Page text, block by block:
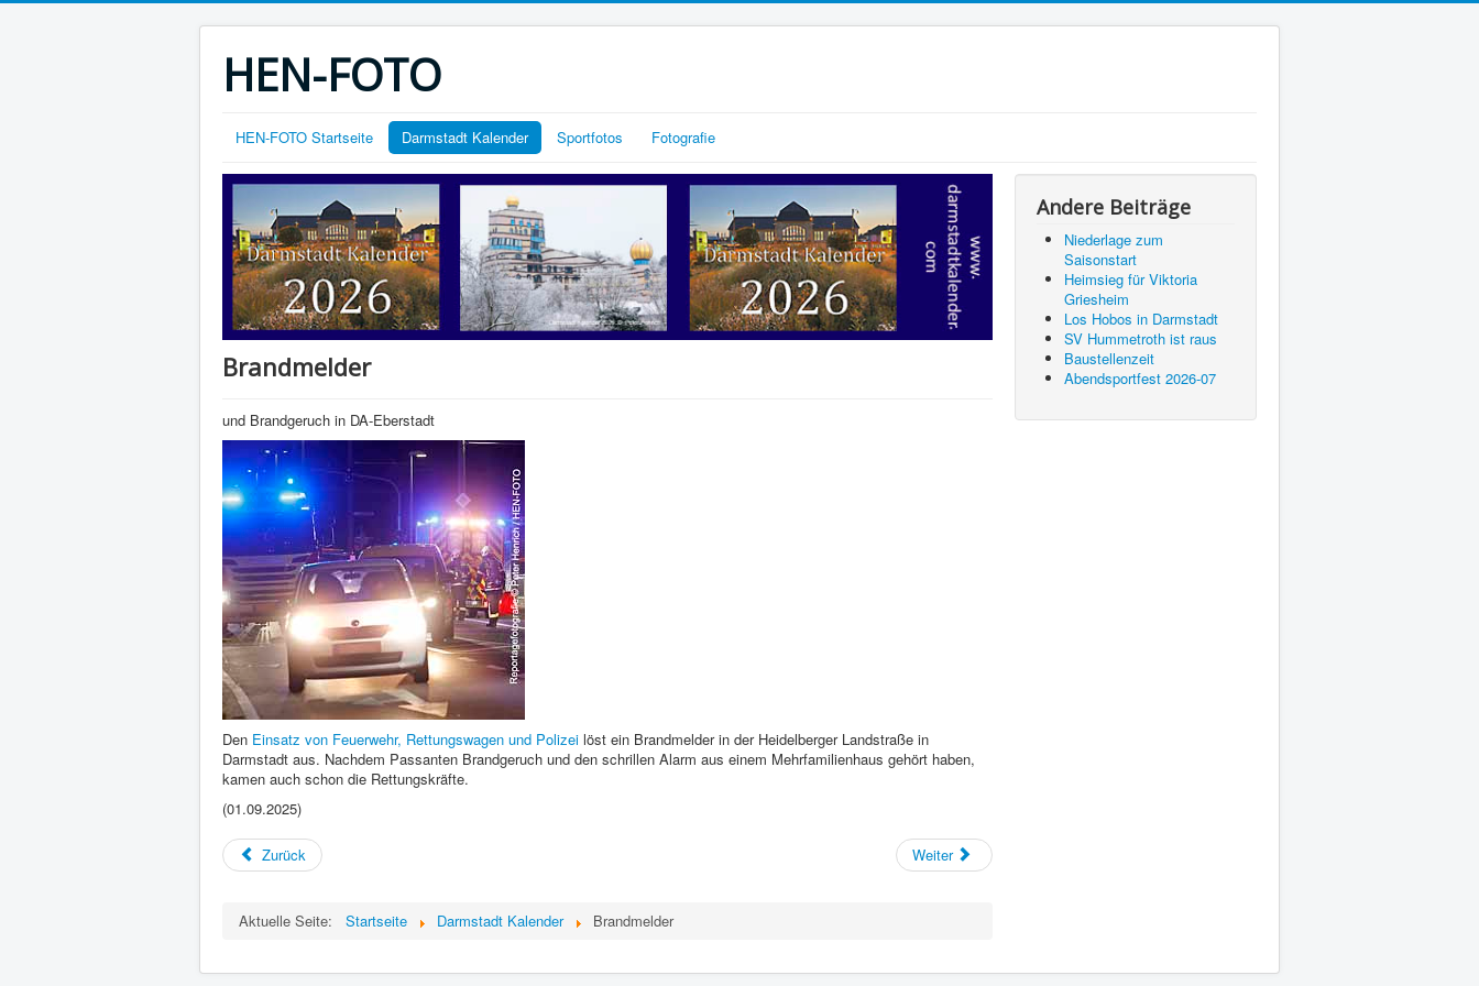
HEN-FOTO
HEN-FOTO Startseite Darmstadt Kalender Sportfotos Fotografie
Brandmelder
und Brandgeruch in DA-Eberstadt
Den Einsatz von Feuerwehr, Rettungswagen und Polizei löst ein Brandmelder in der Heidelberger Landstraße in
Darmstadt aus. Nachdem Passanten Brandgeruch und den schrillen Alarm aus einem Mehrfamilienhaus gehört haben,
kamen auch schon die Rettungskräfte.
(01.09.2025)
Zurück Weiter
Aktuelle Seite: Startseite Darmstadt Kalender Brandmelder
Andere Beiträge
Niederlage zum
Saisonstart
Heimsieg für Viktoria
Griesheim
Los Hobos in Darmstadt
SV Hummetroth ist raus
Baustellenzeit
Abendsportfest 2026-07